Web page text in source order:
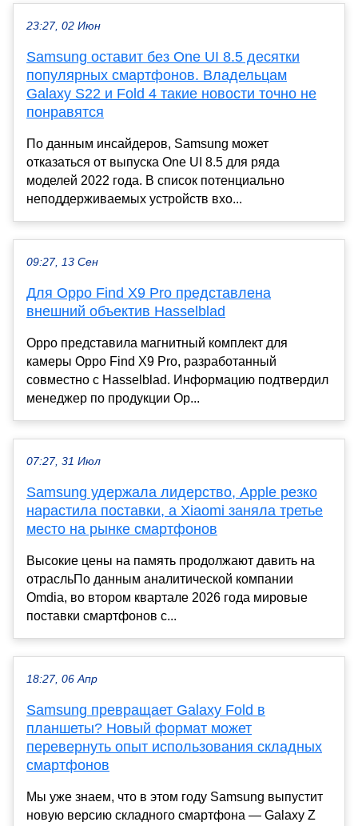
23:27, 02 Июн
Samsung оставит без One UI 8.5 десятки
популярных смартфонов. Владельцам
Galaxy S22 и Fold 4 такие новости точно не
понравятся
По данным инсайдеров, Samsung может
отказаться от выпуска One UI 8.5 для ряда
моделей 2022 года. В список потенциально
неподдерживаемых устройств вхо...
09:27, 13 Сен
Для Oppo Find X9 Pro представлена
внешний объектив Hasselblad
Oppo представила магнитный комплект для
камеры Oppo Find X9 Pro, разработанный
совместно с Hasselblad. Информацию подтвердил
менеджер по продукции Op...
07:27, 31 Июл
Samsung удержала лидерство, Apple резко
нарастила поставки, а Xiaomi заняла третье
место на рынке смартфонов
Высокие цены на память продолжают давить на
отрасльПо данным аналитической компании
Omdia, во втором квартале 2026 года мировые
поставки смартфонов с...
18:27, 06 Апр
Samsung превращает Galaxy Fold в
планшеты? Новый формат может
перевернуть опыт использования складных
смартфонов
Мы уже знаем, что в этом году Samsung выпустит
новую версию складного смартфона — Galaxy Z